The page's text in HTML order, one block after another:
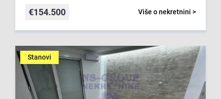
Više o nekretnini >
€154.500
Stanovi